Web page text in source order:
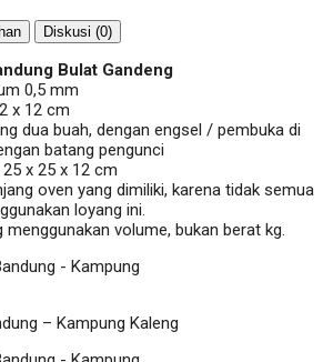
Diskusi (0)
Bulat Gandeng
0,5 mm
x 12 cm
dua buah, dengan engsel / pembuka di
batang pengunci
x 25 x 12 cm
oven yang dimiliki, karena tidak semua
loyang ini.
volume, bukan berat kg.
– Kampung Kaleng